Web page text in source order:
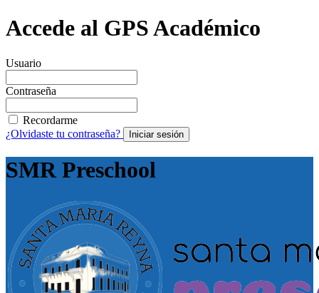
Accede al GPS Académico
Usuario
Contraseña
Recordarme
¿Olvidaste tu contraseña?
Iniciar sesión
SMR Preschool